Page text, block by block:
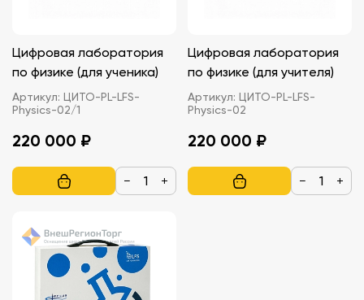
Цифровая лаборатория
по физике (для ученика)
Артикул: ЦИТО-PL-LFS-
Physics-02/1
220 000 ₽
− +
Цифровая лаборатория
по физике (для учителя)
Артикул: ЦИТО-PL-LFS-
Physics-02
220 000 ₽
− +